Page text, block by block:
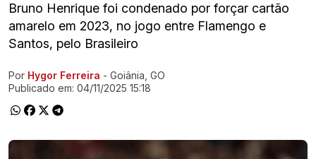
Bruno Henrique foi condenado por forçar cartão
amarelo em 2023, no jogo entre Flamengo e
Santos, pelo Brasileiro
Ir direto pra matéria
Por Hygor Ferreira - Goiânia, GO
Publicado em: 04/11/2025 15:18